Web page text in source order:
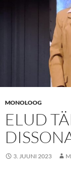
MONOLOOG
ELUD
3. JUUNI 2023